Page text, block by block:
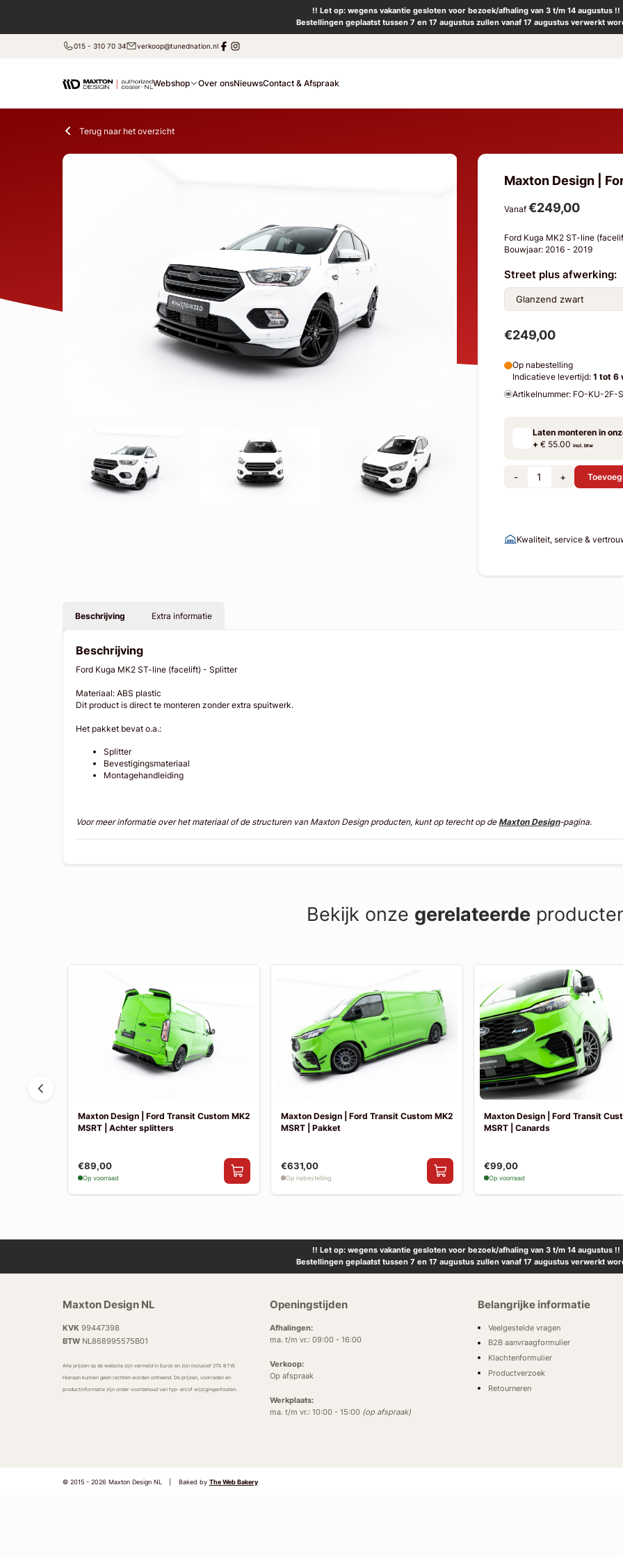
!! Let op: wegens vakantie gesloten voor bezoek/afhaling van 3 t/m 14 augustus !!
Bestellingen geplaatst tussen 7 en 17 augustus zullen vanaf 17 augustus verwerkt
015 - 310 70 34 verkoop@tunednation.nl
Webshop Over onsNieuwsContact & Afspraak
Terug naar het overzicht
Maxton Design |
Vanaf €249,00
Ford Kuga MK2 ST-line
Bouwjaar: 2016 - 2019
Street plus afwerking:
€249,00
Op nabestelling
Indicatieve levertijd: 1 tot 6
Artikelnummer: FO-KU-2F-
Laten monteren in
+€ 55.00 incl. btw
- +
Kwaliteit, service &
Beschrijving Extra informatie
Beschrijving
Ford Kuga MK2 ST-line (facelift) - Splitter
Materiaal: ABS plastic
Dit product is direct te monteren zonder extra spuitwerk.
Het pakket bevat o.a.:
Splitter
Bevestigingsmateriaal
Montagehandleiding
Voor meer informatie over het materiaal of de structuren van Maxton Design producten, kunt op terecht op deMaxton Design-pagina.
Bekijk onze gerelateerde
Maxton Design | Ford Transit Custom MK2
MSRT | Achter splitters
€89,00
Op voorraad
Maxton Design | Ford Transit Custom MK2
MSRT | Pakket
€631,00
Op nabestelling
Maxton Design | Ford Transit
MSRT | Canards
€99,00
Op voorraad
!! Let op: wegens vakantie gesloten voor bezoek/afhaling van 3 t/m 14 augustus !!
Bestellingen geplaatst tussen 7 en 17 augustus zullen vanaf 17 augustus verwerkt
Maxton Design NL
KVK 99447398
BTWNL868995575B01
Alle prijzen op de website zijn vermeld in Euro’s en zijn inclusief 21% BTW.
Hieraan kunnen geen rechten worden ontleend. De prijzen, voorraden en
productinformatie zijn onder voorbehoud van typ- en/of wijzigingenfouten.
Openingstijden
Afhalingen:
ma. t/m vr.: 09:00 - 16:00
Verkoop:
Op afspraak
Werkplaats:
ma. t/m vr.: 10:00 - 15:00 (op afspraak)
Belangrijke informatie
Veelgestelde vragen
B2B aanvraagformulier
Klachtenformulier
Productverzoek
Retourneren
© 2015 - 2026 Maxton Design NL Baked by The Web Bakery